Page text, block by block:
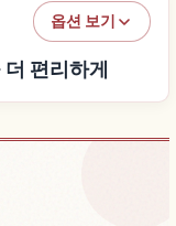
옵션 보기
편리하게
소 찾기